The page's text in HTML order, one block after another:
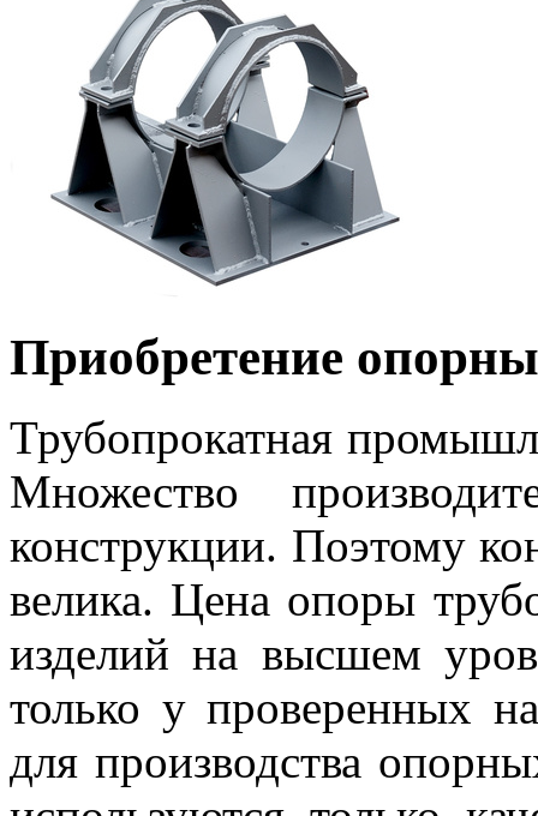
Приобретение
Трубопрокатная
Множество
конструкции. Поэтому
велика. Цена опоры
изделий на высшем
только у проверенных
для производства